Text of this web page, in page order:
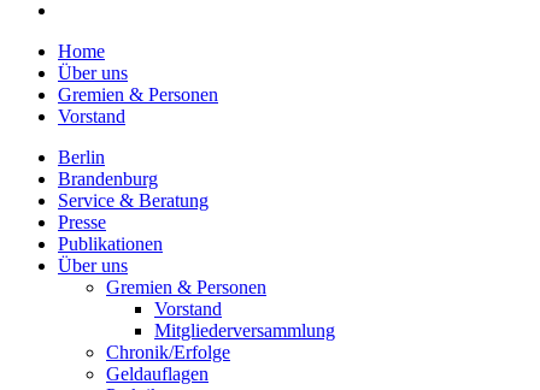
Home
Über uns
Gremien & Personen
Vorstand
Berlin
Brandenburg
Service & Beratung
Presse
Publikationen
Über uns
Gremien & Personen
Vorstand
Mitgliederversammlung
Chronik/Erfolge
Geldauflagen